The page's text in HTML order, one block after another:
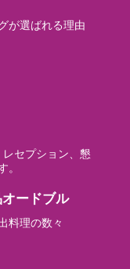
が選ばれる理由
セプション、懇
ードブル
料理の数々